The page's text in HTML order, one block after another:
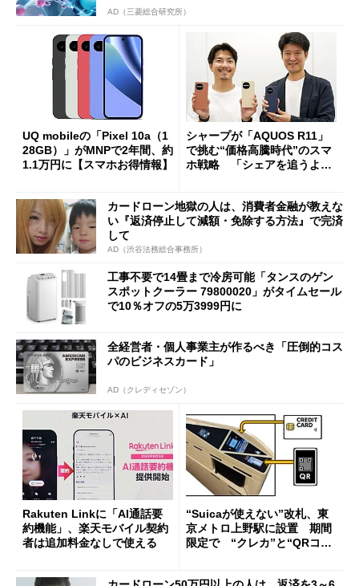
AD（三菱総合研究所）
UQ mobileの「Pixel 10a（1
28GB）」がMNPで2年間、約
1.1万円に【スマホお得情報】
シャープが「AQUOS R11」
で挑む“価格高騰時代”のスマ
ホ戦略 「シェアを追うより
カードローン地獄の人は、消費者金融が教えな
い『返済停止して減額・免除する方法』で完済
して
AD（渋谷法務総合事務所）
工事不要で14畳まで冷房可能「タンスのゲン
スポットクーラー 79800020」がタイムセール
で10％オフの5万3999円に
全経営者・個人事業主が作るべき「圧倒的コス
パのビジネスカード」
AD（クレディセゾン）
Rakuten Linkに「AI通話要
約機能」、楽天モバイル契約
者は追加料金なしで使える
“Suicaが使えない”改札、東
京メトロ上野駅に設置 期間
限定で “クレカ”と“QRコー